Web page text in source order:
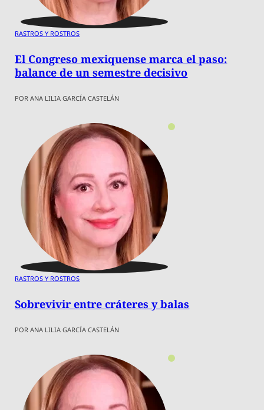
RASTROS Y ROSTROS
El Congreso mexiquense marca el paso:
balance de un semestre decisivo
POR ANA LILIA GARCÍA CASTELÁN
RASTROS Y ROSTROS
Sobrevivir entre cráteres y balas
POR ANA LILIA GARCÍA CASTELÁN